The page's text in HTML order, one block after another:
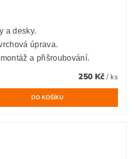
a desky.
úprava.
a přišroubování.
250 Kč / ks